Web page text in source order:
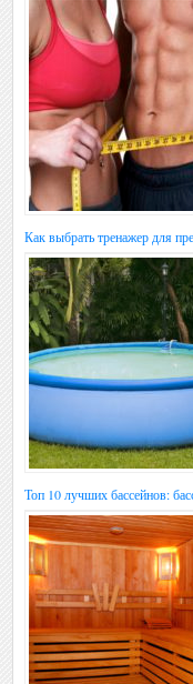
Как выбрать тренажер для
Топ 10 лучших бассейнов: